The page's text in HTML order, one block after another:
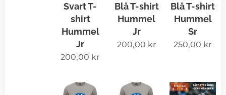
Svart T-
shirt
Hummel
Jr
200,00 kr
Blå T-shirt
Hummel
Jr
200,00 kr
Blå T-shirt
Hummel
Sr
250,00 kr